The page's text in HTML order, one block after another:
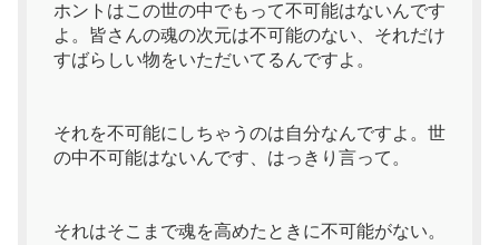
ホントはこの世の中でもって不可能はないんです
よ。皆さんの魂の次元は不可能のない、それだけ
すばらしい物をいただいてるんですよ。
それを不可能にしちゃうのは自分なんですよ。世
の中不可能はないんです、はっきり言って。
それはそこまで魂を高めたときに不可能がない。